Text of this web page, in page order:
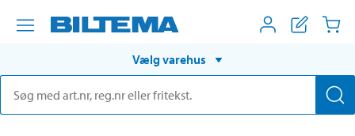
Vælg varehus